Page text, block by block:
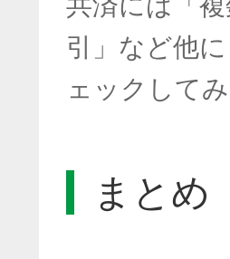
引」など他
ェックして
まとめ